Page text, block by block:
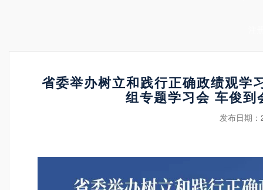
省委举办树立和践行正确政绩观学
组专题学习会 车俊
发布日期：